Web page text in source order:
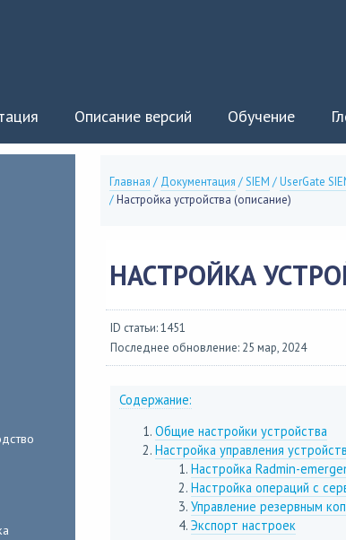
Описание версий Обучение
Главная / Документация /SIEM /UserGate
/Настройка устройства (описание)
НАСТРОЙКА
ID статьи: 1451
Последнее обновление: 25 мар, 2024
Содержание:
Общие настройки устройства
Настройка управления
Настройка Radmin-
Настройка операций с
Управление резервным
Экспорт настроек